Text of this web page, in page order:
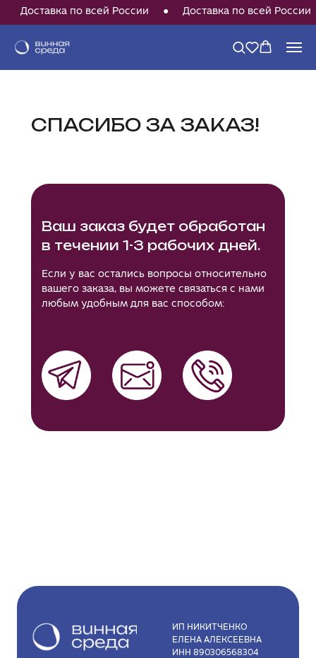
Доставка по всей России⠀⠀●⠀⠀Доставка по всей
Если у вас остались вопросы относительно
вашего заказа, вы можете связаться с нами
любым удобным для вас способом:
Ваш заказ будет обработан
в течении 1-3 рабочих дней.
СПАСИБО ЗА ЗАКАЗ!
ИП НИКИТЧЕНКО
ЕЛЕНА АЛЕКСЕЕВНА
ИНН 890306568304